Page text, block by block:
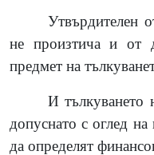
Утвърдителен
не произтича и от
предмет на
И тълкуването
допуснато с оглед
да определят